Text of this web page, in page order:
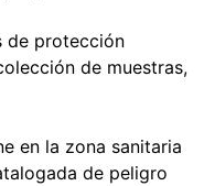
de protección
de muestras,
en la zona sanitaria
de peligro